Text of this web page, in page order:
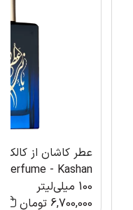
عطر کاشان از
Perfume - Kashan
100 میلی‌لیتر
6,700,000 تومان